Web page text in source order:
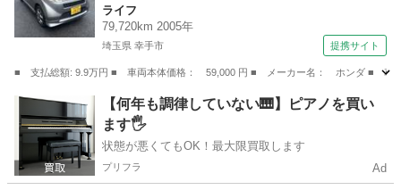
ライフ
79,720km 2005年
埼玉県 幸手市 提携サイト
■ 支払総額: 9.9万円 ■ 車両本体価格： 59,000 円 ■ メーカー名： ホンダ ■
埼玉 幸手市 ライフ
【何年も調律していない🎹】ピアノを買い
ます🖐️
状態が悪くてもOK！最大限買取します
プリフラ Ad